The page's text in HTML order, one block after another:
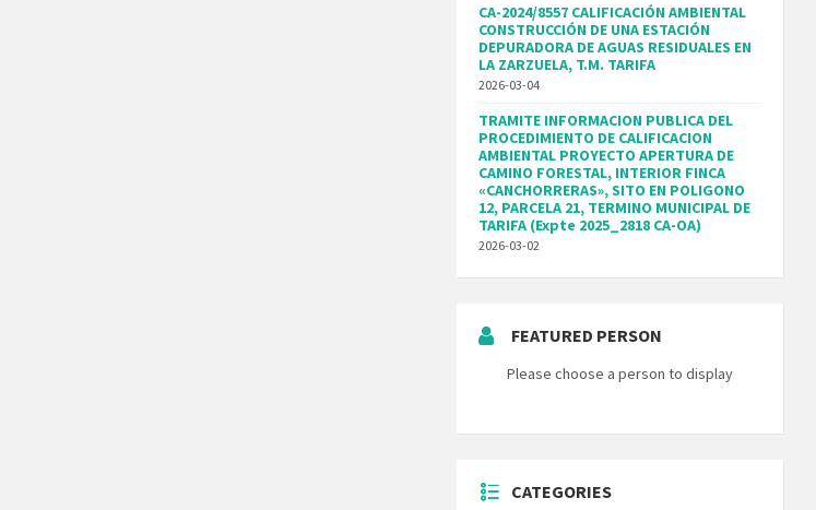
CA-2024/8557 CALIFICACIÓN AMBIENTAL
CONSTRUCCIÓN DE UNA ESTACIÓN
DEPURADORA DE AGUAS RESIDUALES EN
LA ZARZUELA, T.M. TARIFA
2026-03-04
TRAMITE INFORMACION PUBLICA DEL
PROCEDIMIENTO DE CALIFICACION
AMBIENTAL PROYECTO APERTURA DE
CAMINO FORESTAL, INTERIOR FINCA
«CANCHORRERAS», SITO EN POLIGONO
12, PARCELA 21, TERMINO MUNICIPAL DE
TARIFA (Expte 2025_2818 CA-OA)
2026-03-02
FEATURED PERSON
Please choose a person to display
CATEGORIES